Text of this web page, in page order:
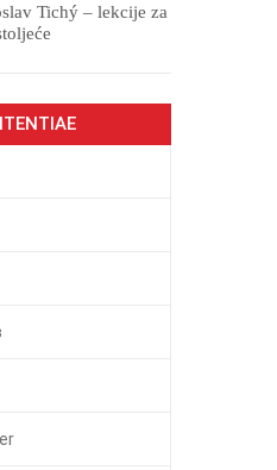
Tichý – lekcije za